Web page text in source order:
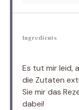
Ingredients
Es tut mir leid,
die Zutaten
Sie mir das
dabei!